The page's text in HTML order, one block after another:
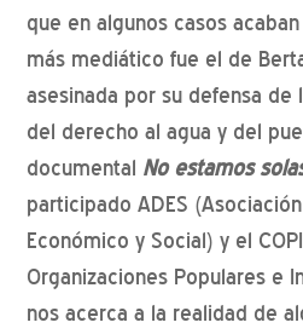
que en algunos casos
más mediático fue el de
asesinada por su defensa de
del derecho al agua y del
documental No estamos
participado ADES
Económico y Social) y el
Organizaciones Populares e
nos acerca a la realidad de